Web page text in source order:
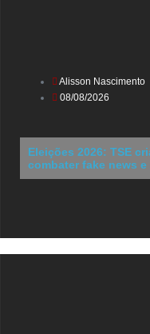
Alisson Nascimento
08/08/2026
Eleições 2026: TSE
combater fake news